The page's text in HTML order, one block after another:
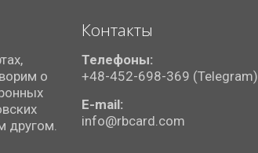
о
другом.
Контакты
Телефоны:
+48-452-698-369 (Telegram)
E-mail:
info@rbcard.com